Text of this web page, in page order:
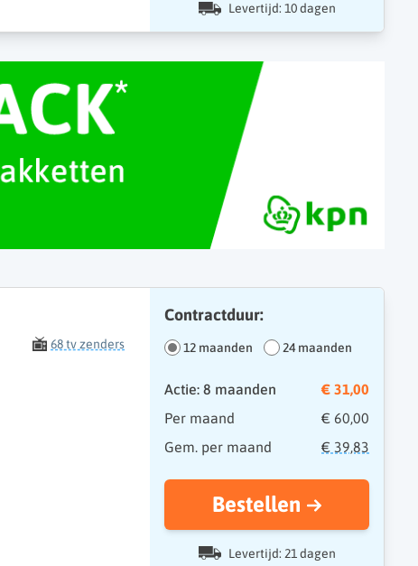
Levertijd: 10 dagen
68 tv zenders
Contractduur:
12 maanden 24 maanden
Actie: 8 maanden
€ 31,00
Per maand
€ 60,00
Gem. per maand
€ 39,83
Bestellen
Levertijd: 21 dagen